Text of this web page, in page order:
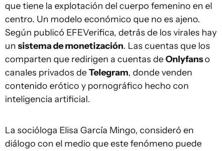
que tiene la explotación del cuerpo femenino en el
centro. Un modelo económico que no es ajeno.
Según publicó EFEVerifica, detrás de los virales hay
un sistema de monetización. Las cuentas que los
comparten que redirigen a cuentas deOnlyfanso
canales privados deTelegram, donde venden
contenido erótico y pornográfico hecho con
inteligencia artificial.
La socióloga Elisa García Mingo, consideró en
diálogo con el medio que este fenómeno puede